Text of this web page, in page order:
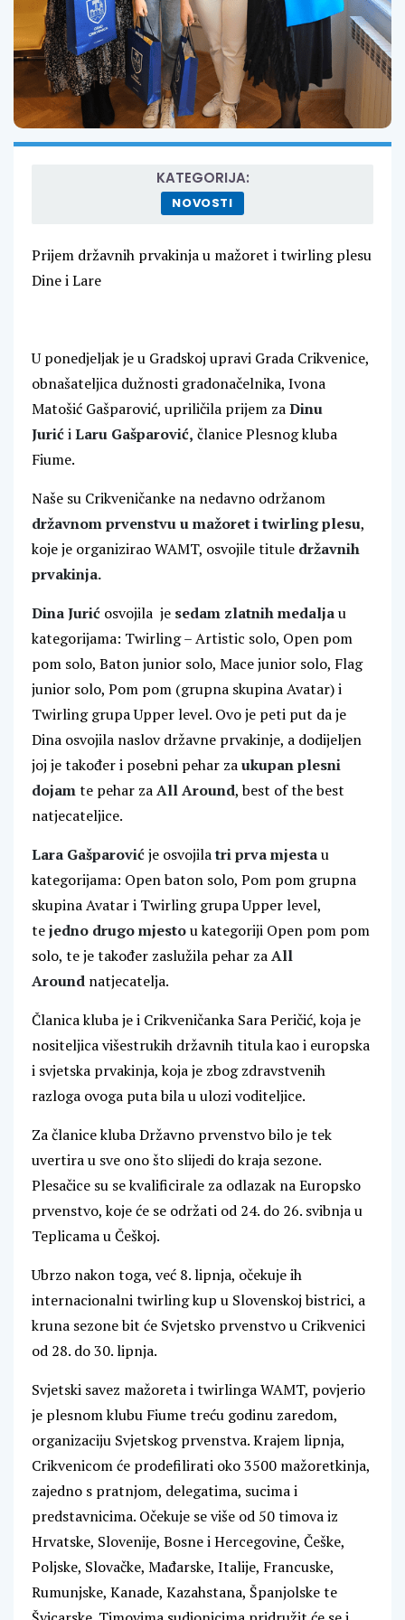
KATEGORIJA:
NOVOSTI
Prijem državnih prvakinja u mažoret i twirling plesu
Dine i Lare
U ponedjeljak je u Gradskoj upravi Grada Crikvenice,
obnašateljica dužnosti gradonačelnika, Ivona
Matošić Gašparović, upriličila prijem zaDinu
JurićiLaru Gašparović, članice Plesnog kluba
Fiume.
Naše su Crikveničanke na nedavno održanom
državnom prvenstvu u mažoret i twirling plesu,
koje je organizirao WAMT, osvojile titule državnih
prvakinja.
Dina Jurić osvojila je sedam zlatnih medaljau
kategorijama: Twirling – Artistic solo, Open pom
pom solo, Baton junior solo, Mace junior solo, Flag
junior solo, Pom pom (grupna skupina Avatar) i
Twirling grupa Upper level. Ovo je peti put da je
Dina osvojila naslov državne prvakinje, a dodijeljen
joj je također i posebni pehar zaukupan plesni
dojamte pehar zaAll Around, best of the best
natjecateljice.
Lara Gašparovićje osvojilatri prva mjestau
kategorijama: Open baton solo, Pom pom grupna
skupina Avatar i Twirling grupa Upper level,
tejedno drugo mjestou kategoriji Open pom pom
solo, te je također zaslužila pehar zaAll
Around natjecatelja.
Članica kluba je i Crikveničanka Sara Peričić, koja je
nositeljica višestrukih državnih titula kao i europska
i svjetska prvakinja, koja je zbog zdravstvenih
razloga ovoga puta bila u ulozi voditeljice.
Za članice kluba Državno prvenstvo bilo je tek
uvertira u sve ono što slijedi do kraja sezone.
Plesačice su se kvalificirale za odlazak na Europsko
prvenstvo, koje će se održati od 24. do 26. svibnja u
Teplicama u Češkoj.
Ubrzo nakon toga, već 8. lipnja, očekuje ih
internacionalni twirling kup u Slovenskoj bistrici, a
kruna sezone bit će Svjetsko prvenstvo u Crikvenici
od 28. do 30. lipnja.
Svjetski savez mažoreta i twirlinga WAMT, povjerio
je plesnom klubu Fiume treću godinu zaredom,
organizaciju Svjetskog prvenstva. Krajem lipnja,
Crikvenicom će prodefilirati oko 3500 mažoretkinja,
zajedno s pratnjom, delegatima, sucima i
predstavnicima. Očekuje se više od 50 timova iz
Hrvatske, Slovenije, Bosne i Hercegovine, Češke,
Poljske, Slovačke, Mađarske, Italije, Francuske,
Rumunjske, Kanade, Kazahstana, Španjolske te